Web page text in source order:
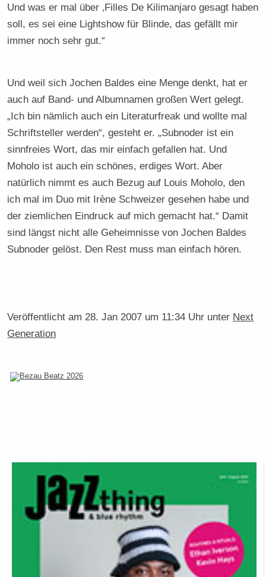
Und was er mal über ‚Filles De Kilimanjaro gesagt haben
soll, es sei eine Lightshow für Blinde, das gefällt mir
immer noch sehr gut.“
Und weil sich Jochen Baldes eine Menge denkt, hat er
auch auf Band- und Albumnamen großen Wert gelegt.
„Ich bin nämlich auch ein Literaturfreak und wollte mal
Schriftsteller werden“, gesteht er. „Subnoder ist ein
sinnfreies Wort, das mir einfach gefallen hat. Und
Moholo ist auch ein schönes, erdiges Wort. Aber
natürlich nimmt es auch Bezug auf Louis Moholo, den
ich mal im Duo mit Irène Schweizer gesehen habe und
der ziemlichen Eindruck auf mich gemacht hat.“ Damit
sind längst nicht alle Geheimnisse von Jochen Baldes
Subnoder gelöst. Den Rest muss man einfach hören.
Veröffentlicht am 28. Jan 2007 um 11:34 Uhr unter Next
Generation